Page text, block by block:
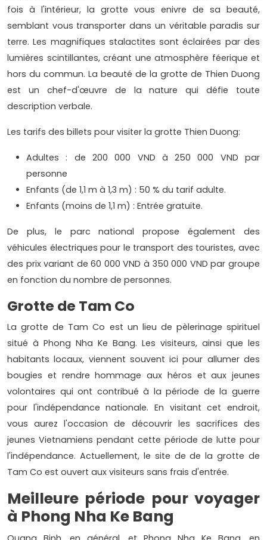
fois à l'intérieur, la grotte vous enivre de sa beauté,
semblant vous transporter dans un véritable paradis sur
terre. Les magnifiques stalactites sont éclairées par des
lumières scintillantes, créant une atmosphère féerique et
hors du commun. La beauté de la grotte de Thien Duong
est un chef-d'œuvre de la nature qui défie toute
description verbale.
Les tarifs des billets pour visiter la grotte Thien Duong:
Adultes : de 200 000 VND à 250 000 VND par
personne
Enfants (de 1,1 m à 1,3 m) : 50 % du tarif adulte.
Enfants (moins de 1,1 m) : Entrée gratuite.
De plus, le parc national propose également des
véhicules électriques pour le transport des touristes, avec
des prix variant de 60 000 VND à 350 000 VND par groupe
en fonction du nombre de personnes.
Grotte de Tam Co
La grotte de Tam Co est un lieu de pèlerinage spirituel
situé à Phong Nha Ke Bang. Les visiteurs, ainsi que les
habitants locaux, viennent souvent ici pour allumer des
bougies et rendre hommage aux héros et aux jeunes
volontaires qui ont contribué à la période de la guerre
pour l'indépendance nationale. En visitant cet endroit,
vous aurez l'occasion de découvrir les sacrifices des
jeunes Vietnamiens pendant cette période de lutte pour
l'indépendance. Actuellement, le site de de la grotte de
Tam Co est ouvert aux visiteurs sans frais d'entrée.
Meilleure période pour voyager
à Phong Nha Ke Bang